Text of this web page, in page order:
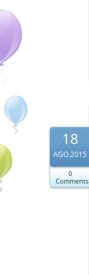
18
AGO.2015
0
Comments